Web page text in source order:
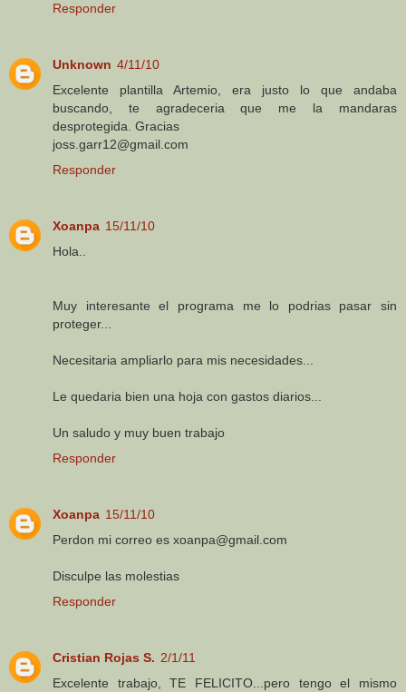
Responder
Unknown 4/11/10
Excelente plantilla Artemio, era justo lo que andaba
buscando, te agradeceria que me la mandaras
desprotegida. Gracias
joss.garr12@gmail.com
Responder
Xoanpa 15/11/10
Hola..
Muy interesante el programa me lo podrias pasar sin
proteger...
Necesitaria ampliarlo para mis necesidades...
Le quedaria bien una hoja con gastos diarios...
Un saludo y muy buen trabajo
Responder
Xoanpa 15/11/10
Perdon mi correo es xoanpa@gmail.com
Disculpe las molestias
Responder
Cristian Rojas S. 2/1/11
Excelente trabajo, TE FELICITO...pero tengo el mismo